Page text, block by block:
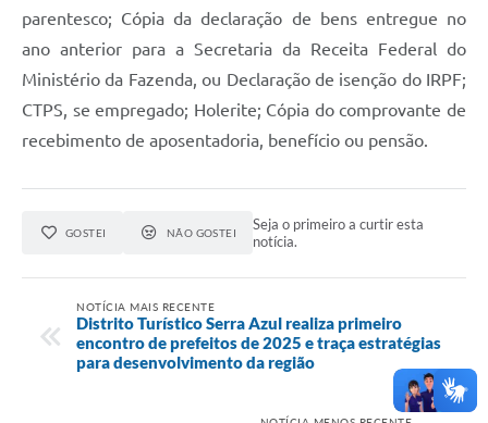
parentesco; Cópia da declaração de bens entregue no
ano anterior para a Secretaria da Receita Federal do
Ministério da Fazenda, ou Declaração de isenção do IRPF;
CTPS, se empregado; Holerite; Cópia do comprovante de
recebimento de aposentadoria, benefício ou pensão.
GOSTEI NÃO GOSTEI
Seja o primeiro a curtir esta
notícia.
NOTÍCIA MAIS RECENTE
Distrito Turístico Serra Azul realiza primeiro
encontro de prefeitos de 2025 e traça estratégias
para desenvolvimento da região